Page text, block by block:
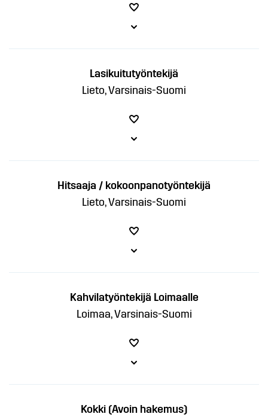
Lasikuitutyöntekijä
Lieto, Varsinais-Suomi
Hitsaaja / kokoonpanotyöntekijä
Lieto, Varsinais-Suomi
Kahvilatyöntekijä Loimaalle
Loimaa, Varsinais-Suomi
Kokki (Avoin hakemus)